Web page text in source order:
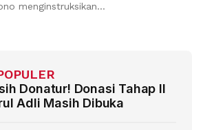
menginstruksikan
Donatur! Donasi Tahap II
Adli Masih Dibuka